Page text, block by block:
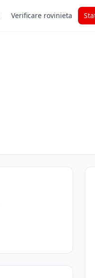
Verificare rovinieta